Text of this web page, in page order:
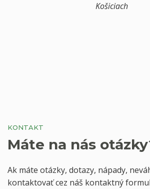
Košiciach
KONTAKT
Máte na nás
Ak máte otázky, dotazy, nápady,
kontaktovať cez náš kontaktný